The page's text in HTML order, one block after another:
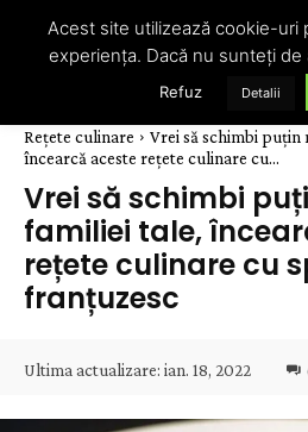
Rețete culinare
Vrei să schimbi puțin
încearcă aceste rețete culinare cu...
Vrei să schimbi
familiei tale,
rețete culinare cu
franțuzesc
Ultima actualizare: ian. 18, 2022
Acest site utilizează cookie-uri
experiența. Dacă nu sunteți
Refuz Detalii